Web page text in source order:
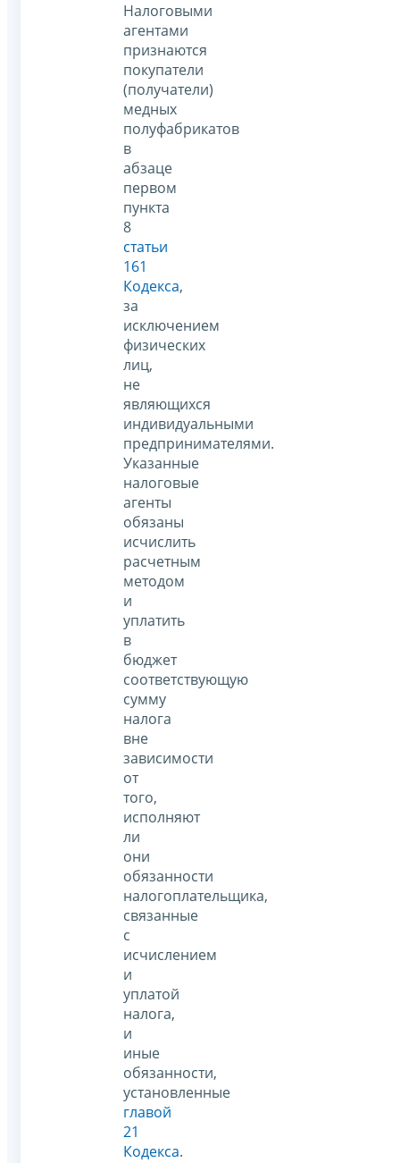
Налоговыми
агентами
признаются
покупатели
(получатели)
медных
полуфабрикатов
в
абзаце
первом
пункта
8
статьи
161
Кодекса,
за
исключением
физических
лиц,
не
являющихся
индивидуальными
предпринимателями.
Указанные
налоговые
агенты
обязаны
исчислить
расчетным
методом
и
уплатить
в
бюджет
соответствующую
сумму
налога
вне
зависимости
от
того,
исполняют
ли
они
обязанности
налогоплательщика,
связанные
с
исчислением
и
уплатой
налога,
и
иные
обязанности,
установленные
главой
21
Кодекса.